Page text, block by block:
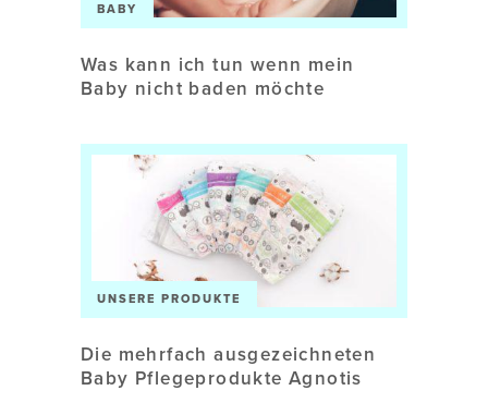
BABY
Was kann ich tun wenn mein
Baby nicht baden möchte
UNSERE PRODUKTE
Die mehrfach ausgezeichneten
Baby Pflegeprodukte Agnotis